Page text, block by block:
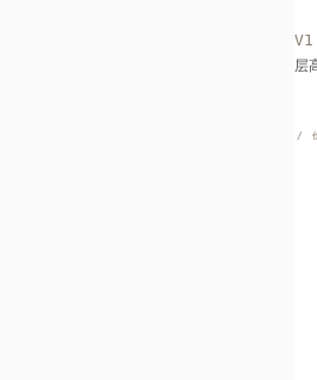
V1
层
层高 ∝ 1 /